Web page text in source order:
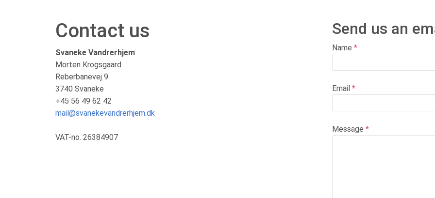
Contact us
Svaneke Vandrerhjem
Morten Krogsgaard
Reberbanevej 9
3740 Svaneke
+45 56 49 62 42
mail@svanekevandrerhjem.dk
VAT-no. 26384907
Send us an
Name *
Email *
Message *